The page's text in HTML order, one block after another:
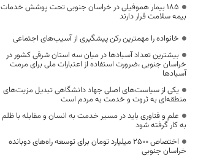
۱۸۵ بیمار هموفیلی در خراسان جنوبی تحت پوشش خدمات
بیمه سلامت قرار دارند
خانواده را مهمترین رکن پیشگیری از آسیب‌های اجتماعی
بیشترین تعداد آسبادها در میان سه استان شرقی کشور در
خراسان جنوبی ،ضرورت استفاده از اعتبارات ملی برای مرمت
آسبادها
یکی از سیاست‌های اصلی جهاد دانشگاهی تبدیل مزیت‌های
منطقه‌ای به ثروت و خدمت به مردم است
علم و فناوری باید در مسیر خدمت به انسان و مقابله با ظلم
به کار گرفته شود
اختصاص 2500 میلیارد تومان برای توسعه راه‌های دوبانده
خراسان جنوبی